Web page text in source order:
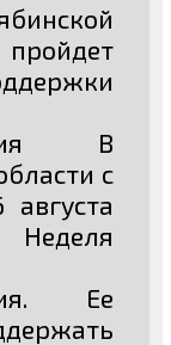
В
с
Ее